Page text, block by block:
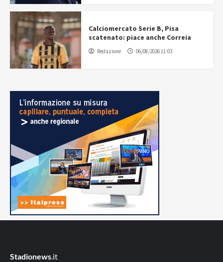
Calciomercato Serie B, Pisa
scatenato: piace anche Correia
Redazione 06/08/2026 11:03
Stadionews.it